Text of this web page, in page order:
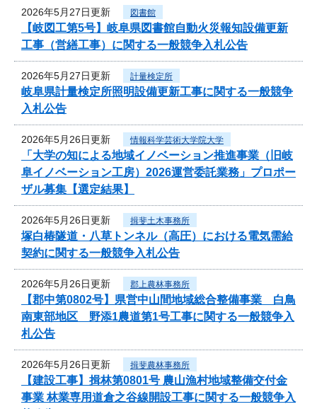
2026年5月27日更新 図書館
【岐図工第5号】岐阜県図書館自動火災報知設備更新
工事（営繕工事）に関する一般競争入札公告
2026年5月27日更新 計量検定所
岐阜県計量検定所照明設備更新工事に関する一般競争
入札公告
2026年5月26日更新 情報科学芸術大学院大学
「大学の知による地域イノベーション推進事業（旧岐
阜イノベーション工房）2026運営委託業務」プロポー
ザル募集【選定結果】
2026年5月26日更新 揖斐土木事務所
塚白椿隧道・八草トンネル（高圧）における電気需給
契約に関する一般競争入札公告
2026年5月26日更新 郡上農林事務所
【郡中第0802号】県営中山間地域総合整備事業 白鳥
南東部地区 野添1農道第1号工事に関する一般競争入
札公告
2026年5月26日更新 揖斐農林事務所
【建設工事】揖林第0801号 農山漁村地域整備交付金
事業 林業専用道倉之谷線開設工事に関する一般競争入